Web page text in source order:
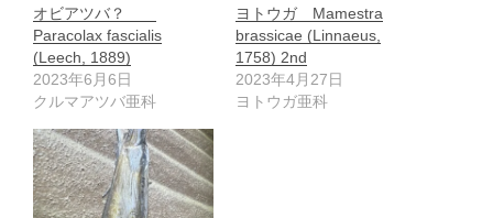
オビアツバ？
Paracolax fascialis
(Leech, 1889)
2023年6月6日
クルマアツバ亜科
ヨトウガ Mamestra
brassicae (Linnaeus,
1758) 2nd
2023年4月27日
ヨトウガ亜科